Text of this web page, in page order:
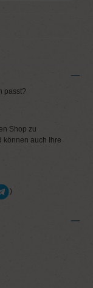
passt?
Shop zu
können auch Ihre
)